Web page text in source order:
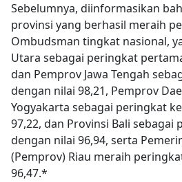
Sebelumnya, diinformasikan
provinsi yang berhasil meraih
Ombudsman tingkat nasional,
Utara sebagai peringkat
dan Pemprov Jawa Tengah
dengan nilai 98,21, Pemprov
Yogyakarta sebagai peringkat
97,22, dan Provinsi Bali
dengan nilai 96,94, serta
(Pemprov) Riau meraih
96,47.*